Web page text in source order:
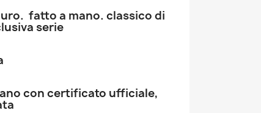
fatto a mano. classico di
serie
con certificato ufficiale,